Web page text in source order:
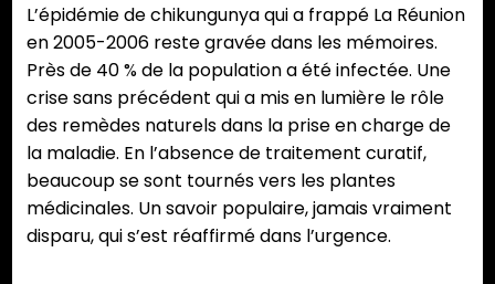
L’épidémie de chikungunya qui a frappé La Réunion
en 2005-2006 reste gravée dans les mémoires.
Près de 40 % de la population a été infectée. Une
crise sans précédent qui a mis en lumière le rôle
des remèdes naturels dans la prise en charge de
la maladie. En l’absence de traitement curatif,
beaucoup se sont tournés vers les plantes
médicinales. Un savoir populaire, jamais vraiment
disparu, qui s’est réaffirmé dans l’urgence.